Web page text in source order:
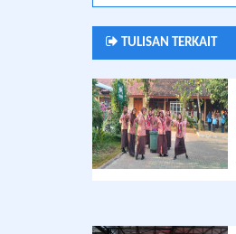
TULISAN TERKAIT